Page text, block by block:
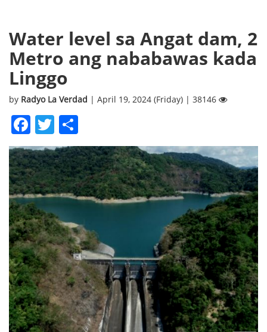
Water level sa Angat dam, 2
Metro ang nababawas kada
Linggo
by Radyo La Verdad | April 19, 2024 (Friday) | 38146
Facebook
Twitter